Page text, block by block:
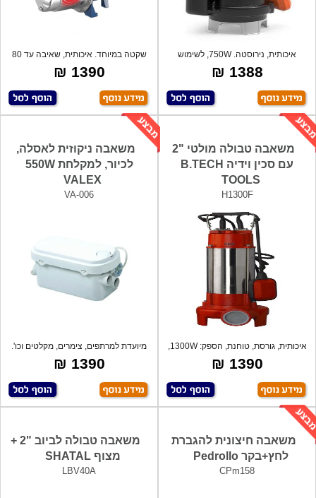
איכותית, נירוסטה. 750W, לשימוש
במרתפים,
1388 ₪
שקטה במיוחד. איכותית, שאיבה עד 80
ליטר ב
1390 ₪
משאבה טבולה מולטי "2
עם סכין וידיה B.TECH
TOOLS
H1300F
איכותית, גורסת, טוחנת, הספק: 1300W,
1390 ₪
משאבה ניקוזית לאסלה,
לכיור, למקלחת 550W
VALEX
VA-006
מיועדת למרתפים, צימרים, מקלטים וכו'.
כול
1390 ₪
משאבה חיצונית להגברת
לחץ+בקר Pedrollo
CPm158
משאבה טבולה לביוב "2 +
מצוף SHATAL
LBV40A